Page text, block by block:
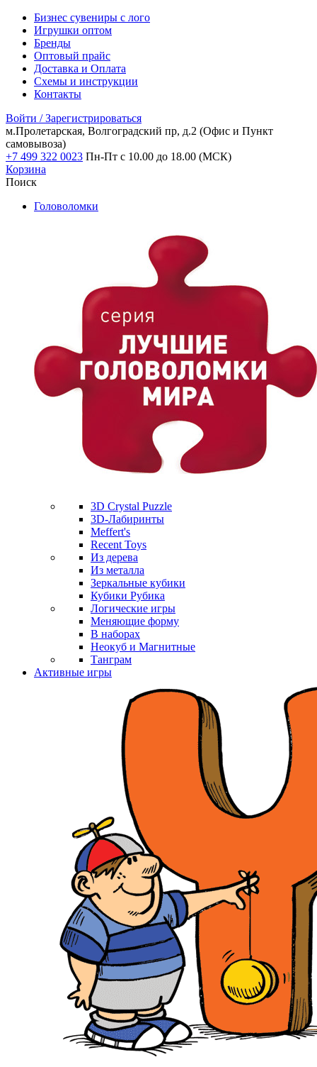
Бизнес сувениры с лого
Игрушки оптом
Бренды
Оптовый прайс
Доставка и Оплата
Схемы и инструкции
Контакты
Войти / Зарегистрироваться
м.Пролетарская, Волгоградский пр, д.2 (Офис и Пункт
самовывоза)
+7 499 322 0023 Пн-Пт с 10.00 до 18.00 (МСК)
Корзина
Поиск
Головоломки
3D Crystal Puzzle
3D-Лабиринты
Meffert's
Recent Toys
Из дерева
Из металла
Зеркальные кубики
Кубики Рубика
Логические игры
Меняющие форму
В наборах
Неокуб и Магнитные
Танграм
Активные игры